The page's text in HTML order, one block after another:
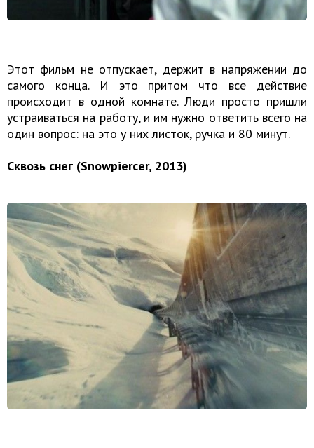
Этот фильм не отпускает, держит в напряжении до
самого конца. И это притом что все действие
происходит в одной комнате. Люди просто пришли
устраиваться на работу, и им нужно ответить всего на
один вопрос: на это у них листок, ручка и 80 минут.
Сквозь снег (Snowpiercer, 2013)